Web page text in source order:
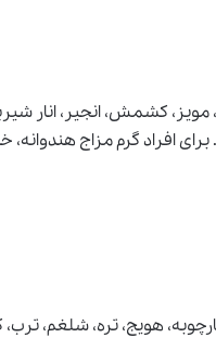
مویز، كشمش، انجیر، انار
افراد گرم مزاج هندوانه،
هویج، تره، شلغم،